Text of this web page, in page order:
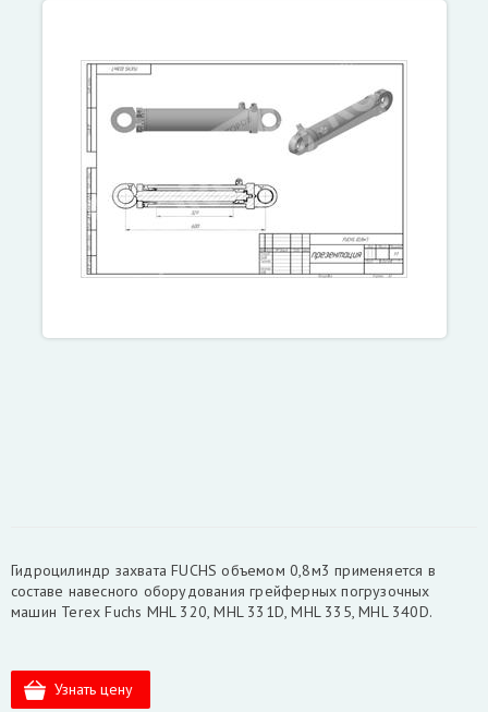
Гидроцилиндр захвата FUCHS объемом 0,8м3 применяется в
составе навесного оборудования грейферных погрузочных
машин Terex Fuchs MHL 320, MHL 331D, MHL 335, MHL 340D.